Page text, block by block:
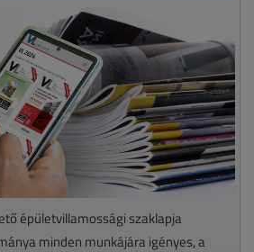
épületvillamossági szaklapja
minden munkájára igényes, a